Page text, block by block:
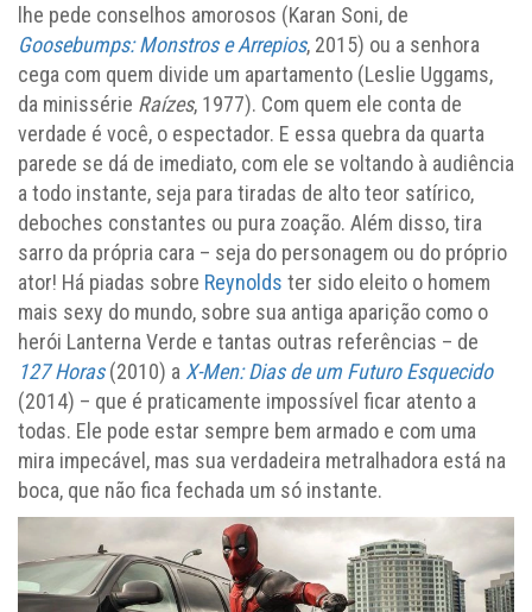
lhe pede conselhos amorosos (Karan Soni, de
Goosebumps: Monstros e Arrepios, 2015) ou a senhora
cega com quem divide um apartamento (Leslie Uggams,
da minissérie Raízes, 1977). Com quem ele conta de
verdade é você, o espectador. E essa quebra da quarta
parede se dá de imediato, com ele se voltando à audiência
a todo instante, seja para tiradas de alto teor satírico,
deboches constantes ou pura zoação. Além disso, tira
sarro da própria cara – seja do personagem ou do próprio
ator! Há piadas sobre Reynolds ter sido eleito o homem
mais sexy do mundo, sobre sua antiga aparição como o
herói Lanterna Verde e tantas outras referências – de
127 Horas(2010) a X-Men: Dias de um Futuro Esquecido
(2014) – que é praticamente impossível ficar atento a
todas. Ele pode estar sempre bem armado e com uma
mira impecável, mas sua verdadeira metralhadora está na
boca, que não fica fechada um só instante.